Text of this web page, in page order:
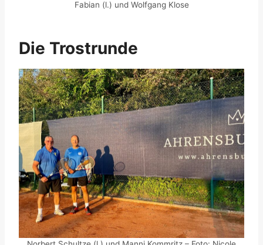
Fabian (l.) und Wolfgang Klose
Die Trostrunde